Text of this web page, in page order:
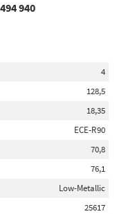
940
4
128,5
18,35
ECE-R90
70,8
76,1
Low-Metallic
25617